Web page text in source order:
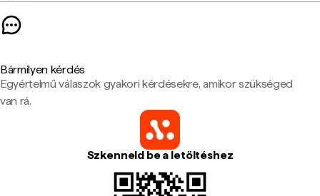
Bármilyen kérdés
Egyértelmű válaszok gyakori kérdésekre, amikor szükséged
van rá.
Szkenneld be a letöltéshez